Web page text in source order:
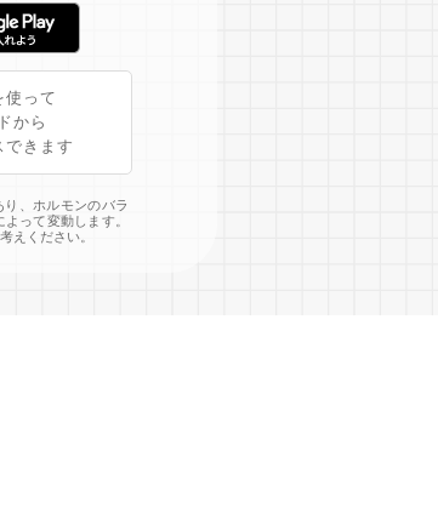
使って
から
できます
、ホルモンのバラ
って変動します。
えください。